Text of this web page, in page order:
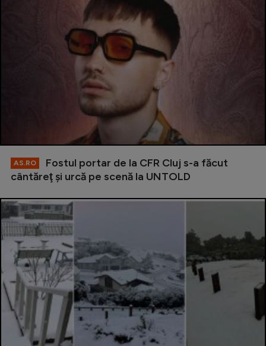
AS.RO
Fostul portar de la CFR Cluj s-a făcut
cântăreţ şi urcă pe scenă la UNTOLD